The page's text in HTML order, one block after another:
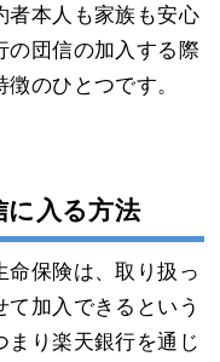
者本人も家族も安心
の団信の加入する際
のひとつです。
に入る方法
命保険は、取り扱っ
加入できるという
まり楽天銀行を通じ